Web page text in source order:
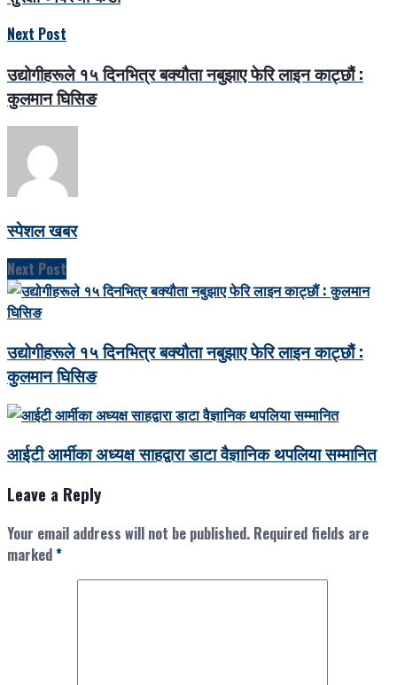
Next Post
उद्योगीहरूले १५ दिनभित्र बक्यौता नबुझाए फेरि लाइन काट्छौं :
कुलमान घिसिङ
स्पेशल खबर
Next Post
उद्योगीहरूले १५ दिनभित्र बक्यौता नबुझाए फेरि लाइन काट्छौं :
कुलमान घिसिङ
आईटी आर्मीका अध्यक्ष साहद्वारा डाटा वैज्ञानिक थपलिया सम्मानित
Leave a Reply
Your email address will not be published. Required fields are
marked*